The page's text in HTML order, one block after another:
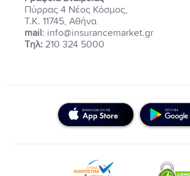
Πύρρας 4 Νέος Κόσμος,
Τ.Κ. 11745, Αθήνα
mail: info@insurancemarket.gr
Τηλ: 210 324 5000